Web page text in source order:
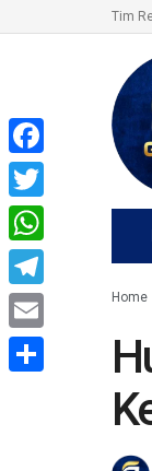
Tim
Home
Facebook
Twitter
WhatsApp
Telegram
Email